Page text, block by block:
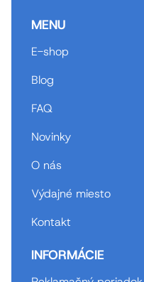
MENU
E-shop
Blog
FAQ
Novinky
O nás
Výdajné miesto
Kontakt
INFORMÁCIE